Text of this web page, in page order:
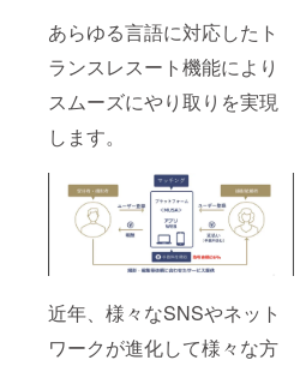
あらゆる言語に対応したト
ランスレスート機能により
スムーズにやり取りを実現
します。
近年、様々なSNSやネット
ワークが進化して様々な方